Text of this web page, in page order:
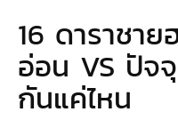
16 ดาราชา
อ่อน VS ปัจ
กันแค่ไหน